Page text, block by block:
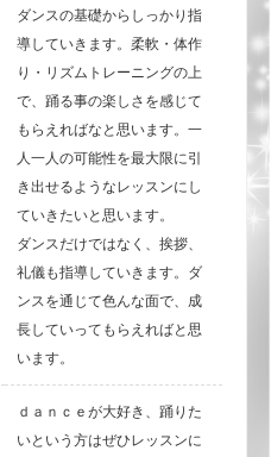
ダンスの基礎からしっかり指
導していきます。柔軟・体作
り・リズムトレーニングの上
で、踊る事の楽しさを感じて
もらえればなと思います。一
人一人の可能性を最大限に引
き出せるようなレッスンにし
ていきたいと思います。
ダンスだけではなく、挨拶、
礼儀も指導していきます。ダ
ンスを通じて色んな面で、成
長していってもらえればと思
います。
ｄａｎｃｅが大好き、踊りた
いという方はぜひレッスンに